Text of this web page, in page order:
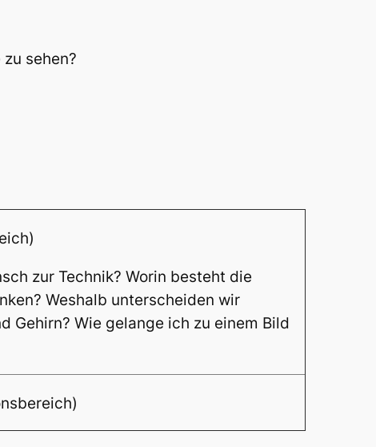
sehen?
zur Technik? Worin besteht die
Weshalb unterscheiden wir
Gehirn? Wie gelange ich zu einem Bild